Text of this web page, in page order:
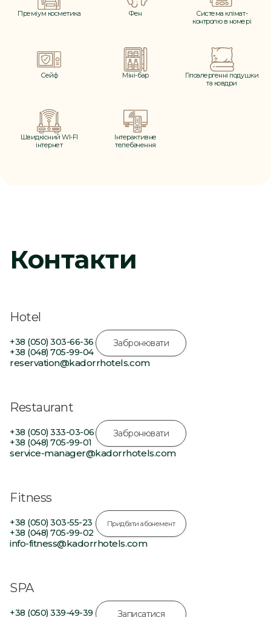
Преміум косметика Фен
Система клімат-
контролю в номері
Сейф Міні-бар
Гіпоалергенні подушки
та ковдри
Швидкісний WI-FI
інтернет
Інтерактивне
телебачення
Контакти
Hotel
+38 (050) 303-66-36
+38 (048) 705-99-04
reservation@kadorrhotels.com
Забронювати
Restaurant
+38 (050) 333-03-06
+38 (048) 705-99-01
service-manager@kadorrhotels.com
Забронювати
Fitness
+38 (050) 303-55-23
+38 (048) 705-99-02
info-fitness@kadorrhotels.com
Придбати абонемент
SPA
+38 (050) 339-49-39
Записатися